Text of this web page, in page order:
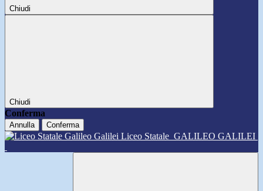
Chiudi
Chiudi
Conferma
Annulla Conferma
Liceo Statale GALILEO GALILEI